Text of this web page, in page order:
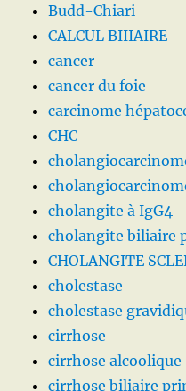
Budd-Chiari
CALCUL BIIIAIRE
cancer
cancer du foie
carcinome
CHC
cholangite à IgG4
cholangite biliaire
CHOLANGITE
cholestase
cholestase
cirrhose
cirrhose alcoolique
cirrhose biliaire